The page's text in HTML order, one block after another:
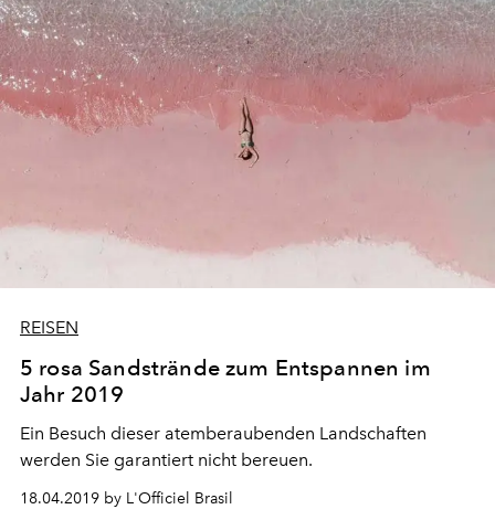
wurde.
REISEN
5 rosa Sandstrände zum Entspannen im
Jahr 2019
Ein Besuch dieser atemberaubenden Landschaften
werden Sie garantiert nicht bereuen.
18.04.2019 by L'Officiel Brasil